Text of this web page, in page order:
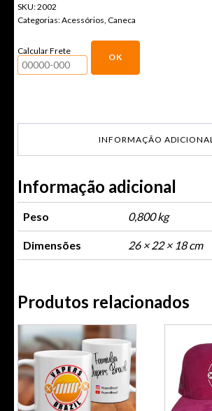
SKU:2002
Categorias:Acessórios Caneca
Calcular Frete
OK
INFORMAÇÃO ADICIONAL
Informação adicional
Peso 0,800 kg
Dimensões 26 × 22 × 18 cm
Produtos relacionados